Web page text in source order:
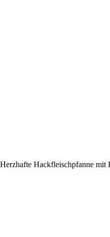
Herzhafte Hackfleischpfanne